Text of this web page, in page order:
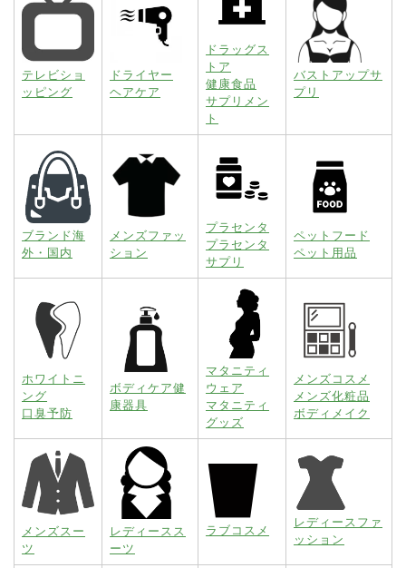
テレビショ
ッピング
ドライヤー
ヘアケア
ドラッグス
トア
健康食品
サプリメン
ト
バストアップサ
プリ
ブランド海
外・国内
メンズファッ
ション
プラセンタ
プラセンタ
サプリ
ペットフード
ペット用品
ホワイトニ
ング
口臭予防
ボディケア健
康器具
マタニティ
ウェア
マタニティ
グッズ
メンズコスメ
メンズ化粧品
ボディメイク
メンズスー
ツ
レディースス
ーツ
ラブコスメ
レディースファ
ッション